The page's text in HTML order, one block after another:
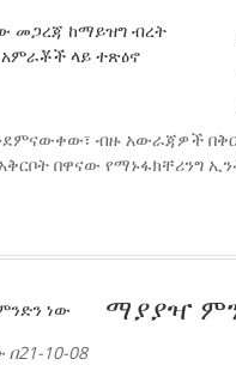
ብዙ አውራጃዎች
አቅርቦት በዋናው የማኑፋክቸሪንግ
ማያያዣ
10-08